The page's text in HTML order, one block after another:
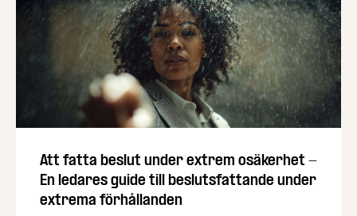
Att fatta beslut under extrem osäkerhet -
En ledares guide till beslutsfattande under
extrema förhållanden